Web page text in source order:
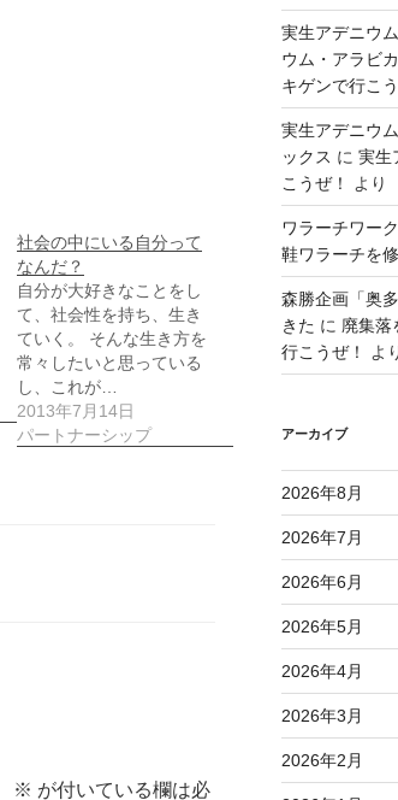
社会の中にいる自分って
なんだ？
自分が大好きなことをし
て、社会性を持ち、生き
ていく。 そんな生き方を
常々したいと思っている
し、これが…
2013年7月14日
パートナーシップ
※ が付いている欄は必
実生アデニウ
ウム・アラビ
キゲンで行こう
実生アデニウ
ックス に 実生
こうぜ！
より
ワラーチワー
鞋ワラーチを
森勝企画「奥
きた に 廃集落
行こうぜ！
よ
アーカイブ
2026年8月
2026年7月
2026年6月
2026年5月
2026年4月
2026年3月
2026年2月